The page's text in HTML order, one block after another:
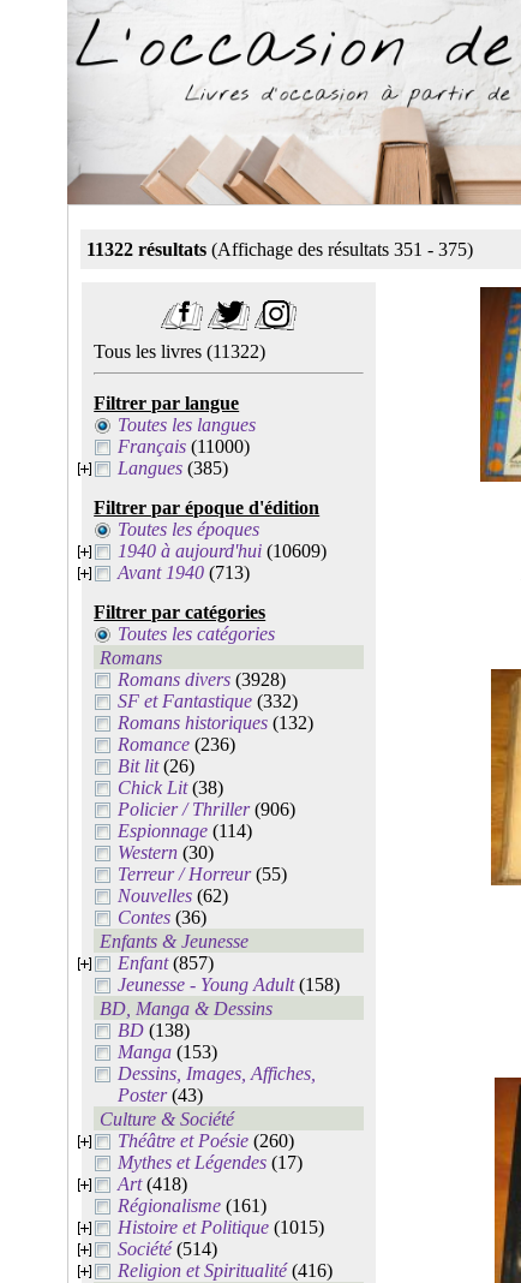
11322 résultats (Affichage des résultats 351 - 375)
Tous les livres(11322)
Filtrer par langue
Toutes les langues
Français (11000)
Langues (385)
Filtrer par époque d'édition
Toutes les époques
1940 à aujourd'hui (10609)
Avant 1940 (713)
Filtrer par catégories
Toutes les catégories
Romans
Romans divers (3928)
SF et Fantastique (332)
Romans historiques (132)
Romance (236)
Bit lit(26)
Chick Lit(38)
Policier / Thriller(906)
Espionnage (114)
Western (30)
Terreur / Horreur(55)
Nouvelles (62)
Contes (36)
Enfants & Jeunesse
Enfant(857)
Jeunesse - Young Adult(158)
BD, Manga & Dessins
BD (138)
Manga (153)
Dessins, Images, Affiches,
Poster(43)
Culture & Société
Théâtre et Poésie (260)
Mythes et Légendes (17)
Art(418)
Régionalisme (161)
Histoire et Politique (1015)
Société(514)
Religion et Spiritualité(416)